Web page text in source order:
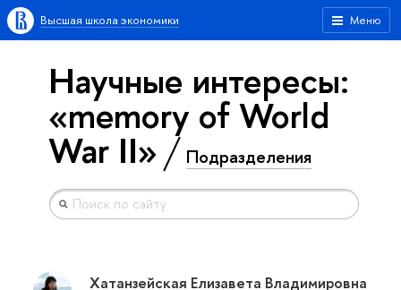
Меню
Высшая школа экономики
Научные интересы:
«memory of World
War II» Подразделения
Хатанзейская Елизавета Владимировна